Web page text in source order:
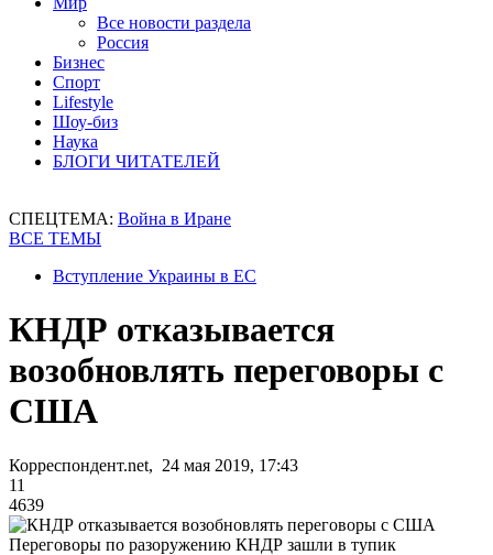
Все новости раздела
Россия
Бизнес
Спорт
Lifestyle
Шоу-биз
Наука
БЛОГИ ЧИТАТЕЛЕЙ
СПЕЦТЕМА: Война в Иране
ВСЕ ТЕМЫ
Вступление Украины в ЕС
КНДР отказывается
возобновлять переговоры с
США
Корреспондент.net, 24 мая 2019, 17:43
11
4639
Переговоры по разоружению КНДР зашли в тупик